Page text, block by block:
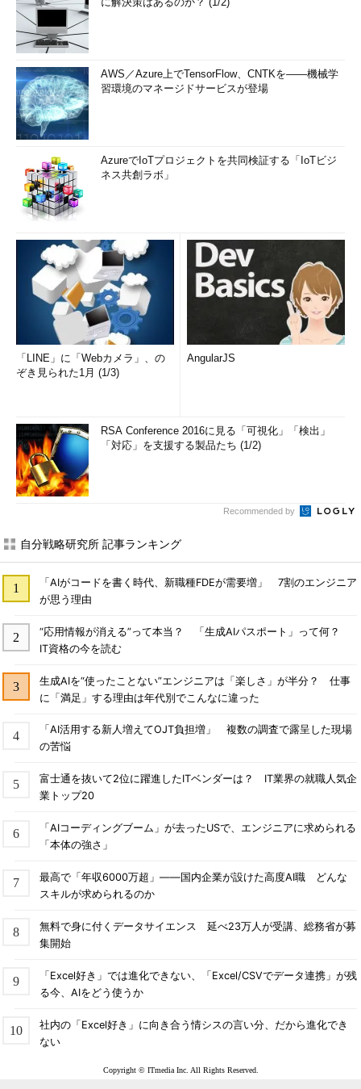
AWS／Azure上でTensorFlow、CNTKを――機械学
習環境のマネージドサービスが登場
AzureでIoTプロジェクトを共同検証する「IoTビジ
ネス共創ラボ」
「LINE」に「Webカメラ」、の
ぞき見られた1月 (1/3)
AngularJS
RSA Conference 2016に見る「可視化」「検出」
「対応」を支援する製品たち (1/2)
Recommended by
自分戦略研究所 記事ランキング
「AIがコードを書く時代、新職種FDEが需要増」 7割のエンジニア
が思う理由
“応用情報が消える”って本当？ 「生成AIパスポート」って何？
IT資格の今を読む
生成AIを“使ったことない”エンジニアは「楽しさ」が半分？ 仕事
に「満足」する理由は年代別でこんなに違った
「AI活用する新人増えてOJT負担増」 複数の調査で露呈した現場
の苦悩
富士通を抜いて2位に躍進したITベンダーは？ IT業界の就職人気企
業トップ20
「AIコーディングブーム」が去ったUSで、エンジニアに求められる
「本体の強さ」
最高で「年収6000万超」――国内企業が設けた高度AI職 どんな
スキルが求められるのか
無料で身に付くデータサイエンス 延べ23万人が受講、総務省が募
集開始
「Excel好き」では進化できない、「Excel/CSVでデータ連携」が残
る今、AIをどう使うか
社内の「Excel好き」に向き合う情シスの言い分、だから進化でき
ない
Copyright © ITmedia Inc. All Rights Reserved.